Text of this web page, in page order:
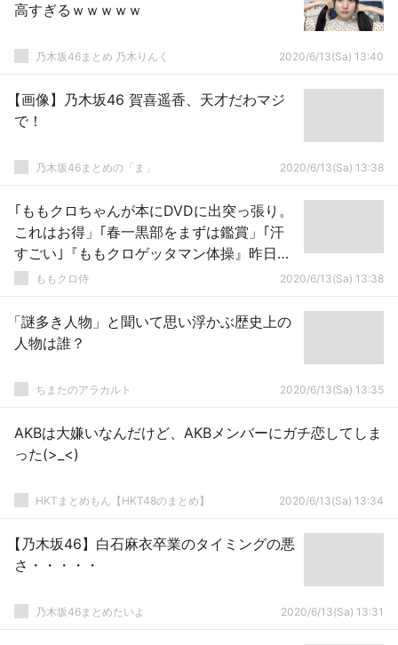
高すぎるｗｗｗｗｗ
乃木坂46まとめ 乃木りんく 2020/6/13(Sa) 13:40
【画像】乃木坂46 賀喜遥香、天才だわマジ
で！
乃木坂46まとめの「ま」 2020/6/13(Sa) 13:38
｢ももクロちゃんが本にDVDに出突っ張り。
これはお得」｢春一黒部をまずは鑑賞」｢汗
すごい｣『ももクロゲッタマン体操』昨日発
売！ももクロ侍 2020/6/13(Sa) 13:38
「謎多き人物」と聞いて思い浮かぶ歴史上の
人物は誰？
ちまたのアラカルト 2020/6/13(Sa) 13:35
AKBは大嫌いなんだけど、AKBメンバーにガチ恋してしま
った(>_<)
HKTまとめもん【HKT48のまとめ】 2020/6/13(Sa) 13:34
【乃木坂46】白石麻衣卒業のタイミングの悪
さ・・・・・
乃木坂46まとめたいよ 2020/6/13(Sa) 13:31